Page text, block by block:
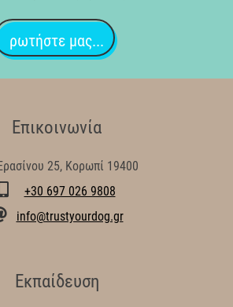
ρωτήστε μας...
Επικοινωνία
25, Κορωπί 19400
+30 697 026 9808
info@trustyourdog.gr
Εκπαίδευση